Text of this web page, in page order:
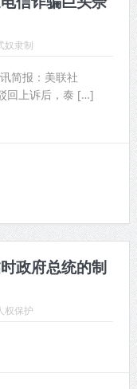
奴隶制
简报：美联社
回上诉后，泰 […]
政府总统的制
权保护